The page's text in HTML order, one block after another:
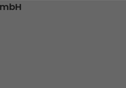
schwarze Lochmaske für LED